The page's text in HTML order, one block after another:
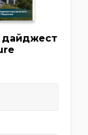
дайджест